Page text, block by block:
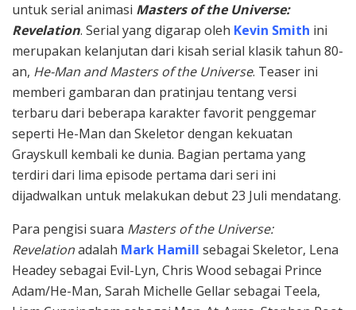
untuk serial animasi Masters of the Universe:
Revelation. Serial yang digarap oleh Kevin Smith ini
merupakan kelanjutan dari kisah serial klasik tahun 80-
an, He-Man and Masters of the Universe. Teaser ini
memberi gambaran dan pratinjau tentang versi
terbaru dari beberapa karakter favorit penggemar
seperti He-Man dan Skeletor dengan kekuatan
Grayskull kembali ke dunia. Bagian pertama yang
terdiri dari lima episode pertama dari seri ini
dijadwalkan untuk melakukan debut 23 Juli mendatang.
Para pengisi suara Masters of the Universe:
Revelationadalah Mark Hamill sebagai Skeletor, Lena
Headey sebagai Evil-Lyn, Chris Wood sebagai Prince
Adam/He-Man, Sarah Michelle Gellar sebagai Teela,